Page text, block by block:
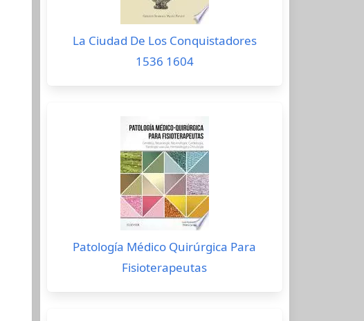
La Ciudad De Los Conquistadores
1536 1604
Patología Médico Quirúrgica Para
Fisioterapeutas